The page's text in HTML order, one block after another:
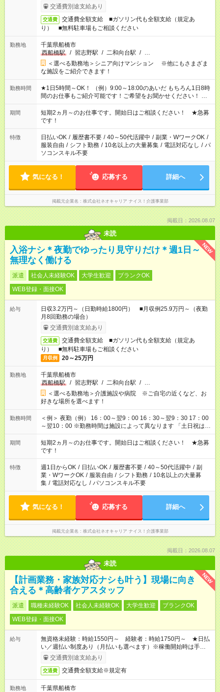
交通費別途支給あり
交通費
交通費全額支給 ■ガソリン代も全額支給（規定あ
り） ■無料駐車場もご相談ください
勤務地
千葉県船橋市
西船橋駅
/ 習志野駅 / 二和向台駅 / …
＜選べる勤務地＞シニア向けマンション ※他にもさまざま
な施設をご紹介できます！
勤務時間
★1日5時間～OK！ （例）9:00～18:00のあいだ もちろん1日8時
間のお仕事もご紹介可能です！ご希望をお聞かせください！ ★
家庭の都合でお休みが必要な場合も遠慮なくご相談ください。
※週最低15時間以上の勤務が必要です
期間
短期2ヵ月～のお仕事です。開始日はご相談ください！ ★急募
です！
特徴 日払いOK / 履歴書不要 / 40～50代活躍中 / 副業・WワークOK /
服装自由 / シフト勤務 / 10名以上の大量募集 / 電話対応なし / パ
ソコンスキル不要
気になる！ 応募する 詳細へ
掲載元企業名 株式会社ネオキャリア ナイス！介護事業部
掲載日：2026.08.07
未読
NEW
入浴ナシ＊夜勤でゆったり見守りだけ＊週1日～
無理なく働ける
派遣 社会人未経験OK 大学生歓迎
ブランクOK
WEB登録・面接OK
給与
日収3.2万円～（日勤時給1800円） ■月収例25.9万円～（夜勤
月8回勤務の場合）
交通費別途支給あり
交通費
交通費全額支給 ■ガソリン代も全額支給（規定あ
り） ■無料駐車場もご相談ください
月収例 20～25万円
勤務地
千葉県船橋市
西船橋駅
/ 習志野駅 / 二和向台駅 / …
＜選べる勤務地＞介護施設や病院 ※ご自宅の近くなど、お
好きな場所を選べます！
勤務時間
＜例＞ 夜勤（例） 16：00～翌9：00 16：30～翌9：30 17：00
～翌10：00 ※勤務時間は施設によって異なります 「土日祝は休
みたい」 「しっかり稼ぎたい」 「もう少し遅い時間から始めた
い」など ご希望にあったお仕事をご案内いたします。 ※未経験
の方の場合は1～2ヶ月間は日中での仕事を経験いただき、 お
仕事に慣れてからの夜勤になります。 ★家庭の都合でお休みが
必要な場合も遠慮なくご相談ください。
期間
短期2ヵ月～のお仕事です。開始日はご相談ください！ ★急募
です！
特徴 週1日からOK / 日払いOK / 履歴書不要 / 40～50代活躍中 / 副
業・WワークOK / 服装自由 / シフト勤務 / 10名以上の大量募
集 / 電話対応なし / パソコンスキル不要
気になる！ 応募する 詳細へ
掲載元企業名 株式会社ネオキャリア ナイス！介護事業部
掲載日：2026.08.07
未読
NEW
【計画業務・家族対応ナシも叶う】現場に向き
合える＊高齢者ケアスタッフ
派遣 職種未経験OK 社会人未経験OK 大学生歓迎
ブランクOK
WEB登録・面接OK
給与
無資格未経験：時給1550円～ 経験者：時給1750円～ ★日払
い／週払い制度あり（月払いも選べます）※稼働開始時は手続き
完了次第のお支払いとなります。
交通費別途支給あり
交通費 交通費全額支給※規定有
勤務地
千葉県船橋市